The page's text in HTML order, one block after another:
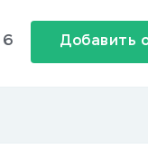
6 Добавить